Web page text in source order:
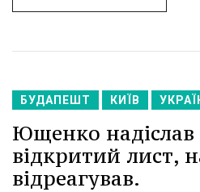
БУДАПЕШТ КИЇВ
Ющенко
відкритий лист,
відреагував.